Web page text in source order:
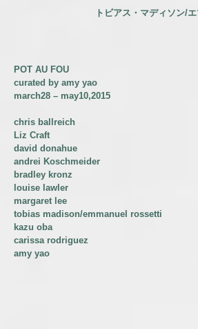
トビアス・マディソン/
POT AU FOU
curated by amy yao
march28 – may10,2015
chris ballreich
Liz Craft
david donahue
andrei Koschmeider
bradley kronz
louise lawler
margaret lee
tobias madison/emmanuel rossetti
kazu oba
carissa rodriguez
amy yao